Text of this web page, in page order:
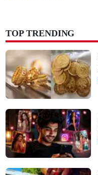
TOP TRENDING